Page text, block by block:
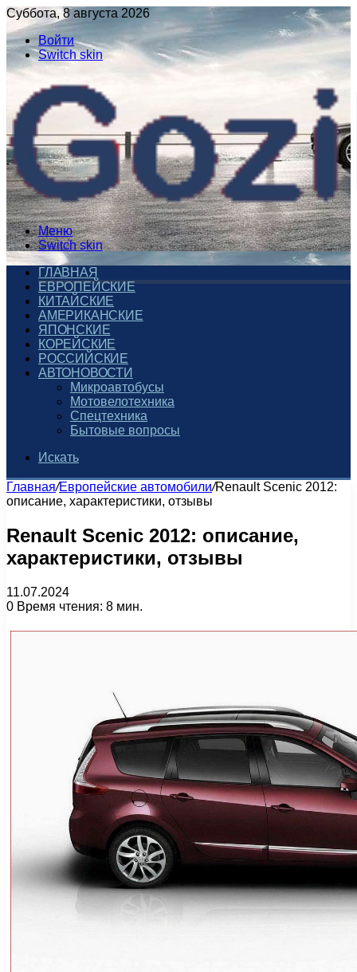
Суббота, 8 августа 2026
Войти
Switch skin
Меню
Switch skin
ГЛАВНАЯ
ЕВРОПЕЙСКИЕ
КИТАЙСКИЕ
АМЕРИКАНСКИЕ
ЯПОНСКИЕ
КОРЕЙСКИЕ
РОССИЙСКИЕ
АВТОНОВОСТИ
Микроавтобусы
Мотовелотехника
Спецтехника
Бытовые вопросы
Искать
Главная/Европейские автомобили/Renault Scenic 2012:
описание, характеристики, отзывы
Renault Scenic 2012: описание,
характеристики, отзывы
11.07.2024
0 Время чтения: 8 мин.